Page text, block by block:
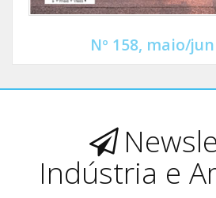
Nº 158, maio/
Indústria e